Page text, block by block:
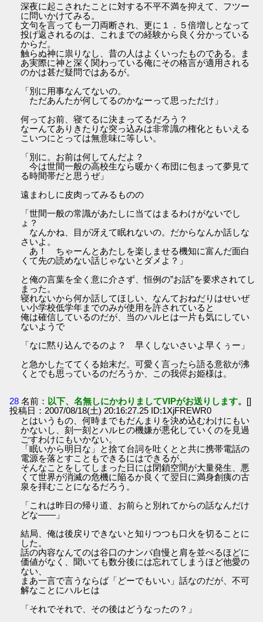
深夜に起こされたことに対する不平不満を抑えて、フツー
に問いかけてみる。
文句を言っても一刀両断され、更に１．５倍増しとなって
投げ返されるのは、これまでの経験から良く分かっている
からだ。
触らぬ神に祟りなし、昔の人はよくいったものである。ま
あ実際に神と深く関わっている俺にその格言が適用される
のかは甚だ疑問ではあるが。
「別に用事なんてないの。
ただあんたが何してるのかなーって思っただけ」
何ってお前、寝てるに決まってるだろう？
なーんてありきたりな突っ込みは非常識の権化ともいえる
こいつにとっては無意味に等しい。
「別に。お前は何してんだよ？
今は世間一般の高校生なら暖かく布団に包まって夢見て
る時間帯だと思うぜ」
遠まわしに皮肉ってみるものの
「世間一般の常識があたしに当てはまるわけがないでし
ょ？
なんかね、目が冴えて眠れないの。だからなんか話しな
さいよ。
あ！ ちゃーんとあたしを楽しませる機知に富んだ面白
くて先の読めない話じゃないとダメよ？」
と俺の言葉を全く意に介さず、恒例の”お話”を要求されてし
まった。
寝れないから何か話してほしい、なんておねだりはせいぜ
い小学校低学年までのみが使用を許されていると
俺は確信しているのだが、当のハルヒは一片も気にしてい
ないようで
「なに黙り込んでるのよ？ 早くしないさいよ早くぅー」
と急かしたててくる始末だ。可愛く言ったら語る意欲が沸
くとでも思っているのだろうか、この我侭お姫様は。
28 名前： 以下、名無しにかわりましてVIPがお送りします。 []
投稿日：2007/08/18(土) 20:16:27.25 ID:1XjFREWR0
とはいうもの、何時までもだんまりを決め込むわけにもい
かないし、刻一刻とハルヒの機嫌が悪化していくのを見過
ごすわけにもいかない。
「眠いから明日な」と捨て台詞を吐くとと共に携帯電話の
電源を落とすこともできるにはできるが、
そんなことをしてしまった日には閉鎖空間が大量発生、悪
くて世界が消滅の危機に陥るか良くて翌日に満身創痍の古
泉を拝むことになるだろう。
「これは昨日の帰り道、お前らと別れてからの話なんだけ
どな――」
結局、俺は後戻りできないと知りつつも口火を切ることに
した。
話の内容なんてのは谷口のナンパ自慢と肩を並べるほどに
価値がなく、聞いても数分後には忘れてしまうほど他愛の
ない、
まあ一言で言うならば「どーでもいい」話なのだが、不可
解なことにハルヒは
「それでそれで、その後はどうなったの？」